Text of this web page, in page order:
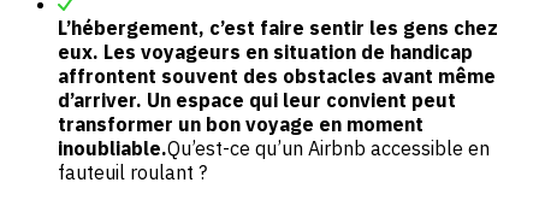
L’hébergement, c’est faire sentir les gens chez
eux. Les voyageurs en situation de handicap
affrontent souvent des obstacles avant même
d’arriver. Un espace qui leur convient peut
transformer un bon voyage en moment
inoubliable.Qu’est-ce qu’un Airbnb accessible en
fauteuil roulant ?